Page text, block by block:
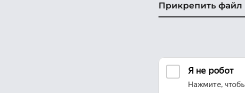
Прикрепить файл